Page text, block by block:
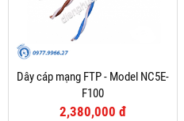
Dây cáp mạng FTP - Model NC5E-
F100
2,380,000 đ